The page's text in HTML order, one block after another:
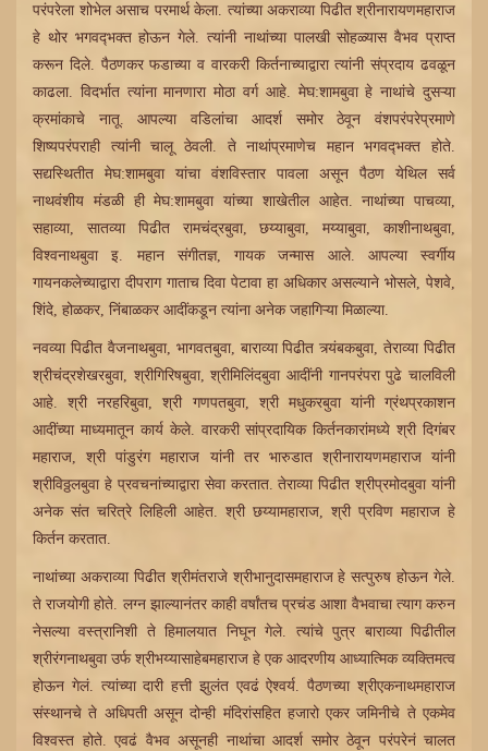
परंपरेला शोभेल असाच परमार्थ केला. त्यांच्या अकराव्या पिढीत श्रीनारायणमहाराज
हे थोर भगवद्‍भक्त होऊन गेले. त्यांनी नाथांच्या पालखी सोहळ्यास वैभव प्राप्त
करून दिले. पैठणकर फडाच्या व वारकरी किर्तनाच्याद्वारा त्यांनी संप्रदाय ढवळून
काढला. विदर्भात त्यांना मानणारा मोठा वर्ग आहे. मेघ:शामबुवा हे नाथांचे दुसऱ्या
क्रमांकाचे नातू. आपल्या वडिलांचा आदर्श समोर ठेवून वंशपरंपरेप्रमाणे
शिष्यपरंपराही त्यांनी चालू ठेवली. ते नाथांप्रमाणेच महान भगवद्‍भक्त होते.
सद्यस्थितीत मेघ:शामबुवा यांचा वंशविस्तार पावला असून पैठण येथिल सर्व
नाथवंशीय मंडळी ही मेघ:शामबुवा यांच्या शाखेतील आहेत. नाथांच्या पाचव्या,
सहाव्या, सातव्या पिढीत रामचंद्रबुवा, छय्याबुवा, मय्याबुवा, काशीनाथबुवा,
विश्वनाथबुवा इ. महान संगीतज्ञ, गायक जन्मास आले. आपल्या स्वर्गीय
गायनकलेच्याद्वारा दीपराग गाताच दिवा पेटावा हा अधिकार असल्याने भोसले, पेशवे,
शिंदे, होळकर, निंबाळकर आदींकडून त्यांना अनेक जहागिऱ्या मिळाल्या.
नवव्या पिढीत वैजनाथबुवा, भागवतबुवा, बाराव्या पिढीत त्र्यंबकबुवा, तेराव्या पिढीत
श्रीचंद्रशेखरबुवा, श्रीगिरिषबुवा, श्रीमिलिंदबुवा आदींनी गानपरंपरा पुढे चालविली
आहे. श्री नरहरिबुवा, श्री गणपतबुवा, श्री मधुकरबुवा यांनी ग्रंथप्रकाशन
आदींच्या माध्यमातून कार्य केले. वारकरी सांप्रदायिक किर्तनकारांमध्ये श्री दिगंबर
महाराज, श्री पांडुरंग महाराज यांनी तर भारुडात श्रीनारायणमहाराज यांनी
श्रीविठ्ठलबुवा हे प्रवचनांच्याद्वारा सेवा करतात. तेराव्या पिढीत श्रीप्रमोदबुवा यांनी
अनेक संत चरित्रे लिहिली आहेत. श्री छय्यामहाराज, श्री प्रविण महाराज हे
किर्तन करतात.
नाथांच्या अकराव्या पिढीत श्रीमंतराजे श्रीभानुदासमहाराज हे सत्पुरुष होऊन गेले.
ते राजयोगी होते. लग्न झाल्यानंतर काही वर्षांतच प्रचंड आशा वैभवाचा त्याग करुन
नेसल्या वस्त्रानिशी ते हिमालयात निघून गेले. त्यांचे पुत्र बाराव्या पिढीतील
श्रीरंगनाथबुवा उर्फ श्रीभय्यासाहेबमहाराज हे एक आदरणीय आध्यात्मिक व्यक्तिमत्व
होऊन गेलं. त्यांच्या दारी हत्ती झुलंत एवढं ऐश्वर्य. पैठणच्या श्रीएकनाथमहाराज
संस्थानचे ते अधिपती असून दोन्ही मंदिरांसहित हजारो एकर जमिनीचे ते एकमेव
विश्वस्त होते. एवढं वैभव असूनही नाथांचा आदर्श समोर ठेवून परंपरेनं चालत